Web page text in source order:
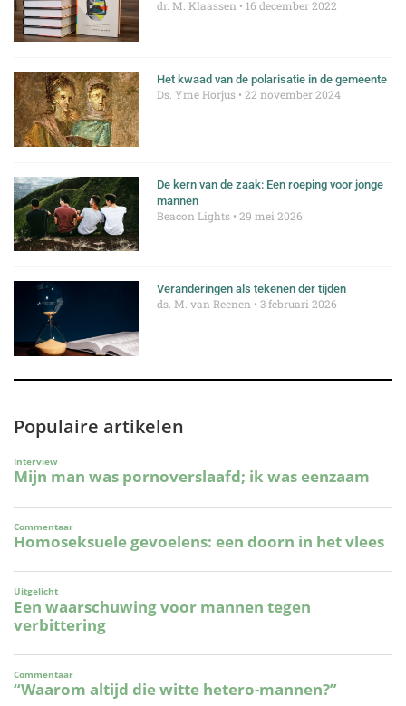
dr. M. Klaassen 16 december 2022
Het kwaad van de polarisatie in de gemeente
Ds. Yme Horjus 22 november 2024
De kern van de zaak: Een roeping voor jonge
mannen
Beacon Lights 29 mei 2026
Veranderingen als tekenen der tijden
ds. M. van Reenen 3 februari 2026
Populaire artikelen